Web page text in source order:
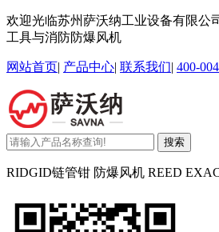
欢迎光临苏州萨沃纳工业设备有限公
工具与消防防爆风机
网站首页| 产品中心| 联系我们| 400-
搜索
RIDGID链管钳 防爆风机 REED